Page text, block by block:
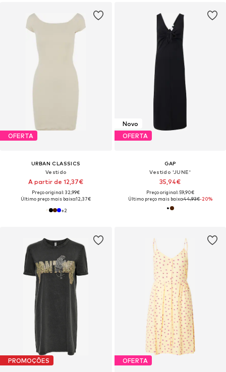
OFERTA
URBAN CLASSICS
Vestido
A partir de 12,37€
Preço original: 32,99€
Último preço mais baixo:12,37€
+2
Novo
OFERTA
GAP
Vestido 'JUNE'
35,94€
Preço original: 59,90€
Último preço mais baixo:44,93€-20%
PROMOÇÕES OFERTA